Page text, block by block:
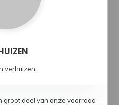
verhuizen.
groot deel van onze voorraad